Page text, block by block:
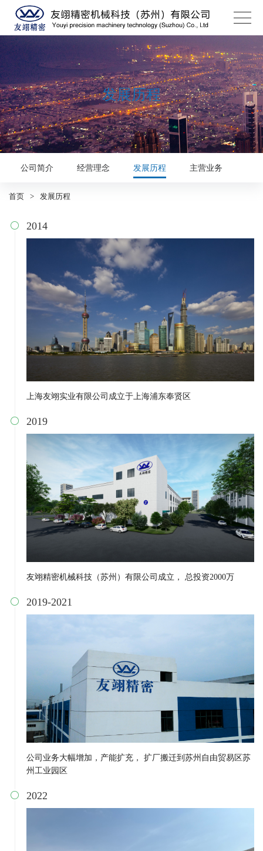
发展历程
公司简介 经营理念 发展历程 主营业务
首页 > 发展历程
 2014
上海友翊实业有限公司成立于上海浦东奉贤区
 2019
友翊精密机械科技（苏州）有限公司成立， 总投资2000万
 2019-2021
公司业务大幅增加，产能扩充， 扩厂搬迁到苏州自由贸易区苏
州工业园区
 2022